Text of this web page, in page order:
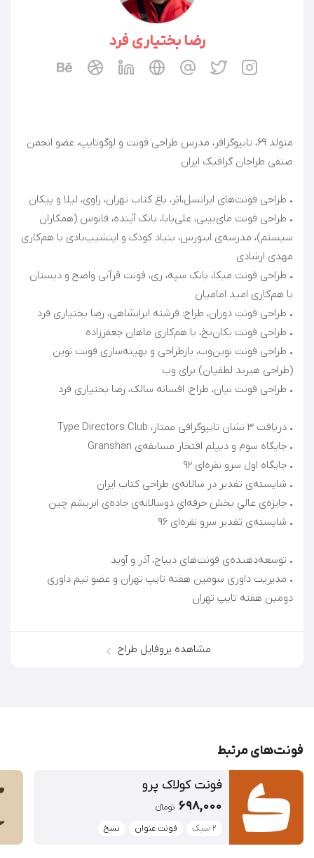
رضا بختیاری فرد
متولد ۶۹، تایپوگرافر، مدرس طراحی فونت و لوگوتایپ، عضو انجمن
• طراحی فونت مای‌بیبی، علی‌بابا، بانک آینده، فانوس (همکاران
سیستم)، مدرسه‌ی اینورس، بنیاد کودک و اینشیپ‌بادی با هم‌کاری
• طراحی فونت میکا، بانک سپه، ری، فونت قرآنی واضح و دبستان
• طراحی فونت نوین‌وب، بازطراحی و بهینه‌سازی فونت نوین
• مدیریت داوری سومین هفته تایپ تهران و عضو تیم داوری
دومبن هفته تایپ تهران
مشاهده پروفایل طراح
فونت‌‌های مرتبط
فونت کولاک پرو
698,000 تومان‫ء‬‫
۲ سبک
فونت عنوان نسخ